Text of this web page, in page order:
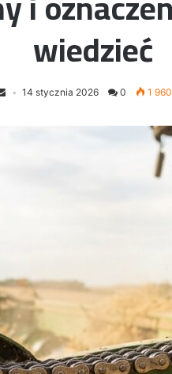
wiedzieć
14 stycznia 2026 0 1 960